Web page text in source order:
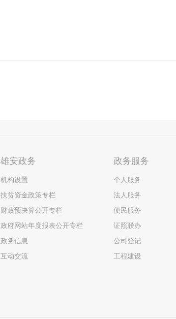
雄安政务
机构设置
扶贫资金政策专栏
财政预决算公开专栏
政府网站年度报表公开专栏
政务信息
互动交流
政务服务
个人服务
法人服务
便民服务
证照联办
公司登记
工程建设